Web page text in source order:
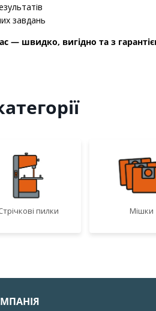
завдань
— швидко, вигідно та з
пилки Мішки